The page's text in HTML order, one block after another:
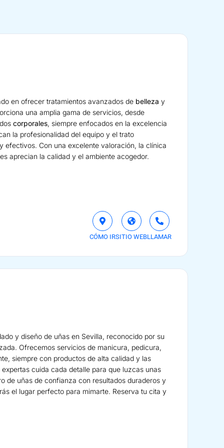
en ofrecer tratamientos avanzados de belleza y
una amplia gama de servicios, desde
corporales, siempre enfocados en la excelencia
la profesionalidad del equipo y el trato
efectivos. Con una excelente valoración, la clínica
aprecian la calidad y el ambiente acogedor.
CÓMO IRSITIO WEBLLAMAR
y diseño de uñas en Sevilla, reconocido por su
Ofrecemos servicios de manicura, pedicura,
siempre con productos de alta calidad y las
cuida cada detalle para que luzcas unas
de uñas de confianza con resultados duraderos y
el lugar perfecto para mimarte. Reserva tu cita y